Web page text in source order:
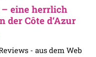
– eine herrlich
der Côte d‘Azur
- aus dem Web